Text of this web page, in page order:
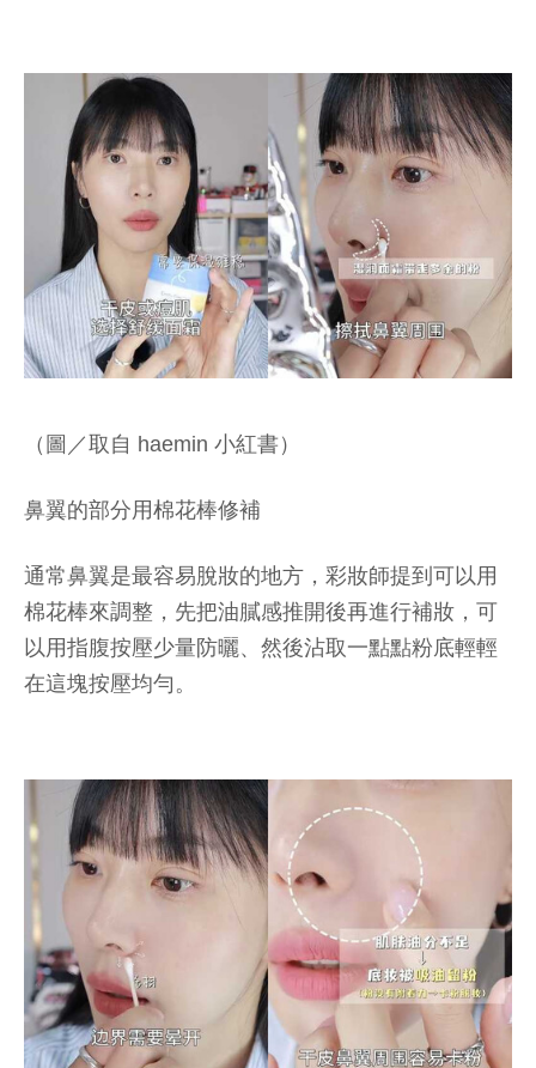
（圖／取自 haemin 小紅書）
鼻翼的部分用棉花棒修補
通常鼻翼是最容易脫妝的地方，彩妝師提到可以用
棉花棒來調整，先把油膩感推開後再進行補妝，可
以用指腹按壓少量防曬、然後沾取一點點粉底輕輕
在這塊按壓均勻。